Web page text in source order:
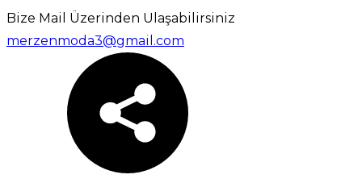
Bize Mail Üzerinden Ulaşabilirsiniz
merzenmoda3@gmail.com